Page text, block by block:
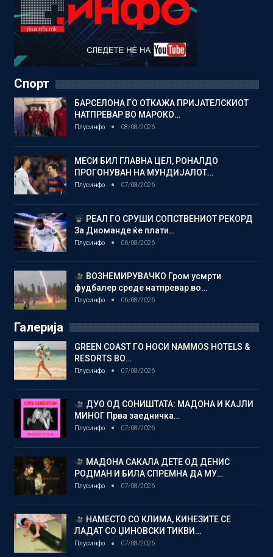
Спорт
БАРСЕЛОНА ГО ОТКАЖА ПРИЈАТЕЛСКИОТ
НАТПРЕВАР ВО МАРОКО…
Плусинфо 08/08/2026
МЕСИ БИЛ ГЛАВНА ЦЕЛ, РОНАЛДО
ПРОГОНУВАН НА МУНДИЈАЛОТ…
Плусинфо 07/08/2026
РЕАЛ ГО СРУШИ СОПСТВЕНИОТ РЕКОРД
За Диоманде ќе плати…
Плусинфо 06/08/2026
ВОЗНЕМИРУВАЧКО Гром усмрти
фудбалер среде натпревар во…
Плусинфо 06/08/2026
Галерија
GREEN COAST ГО НОСИ NAMMOS HOTELS &
RESORTS ВО…
Плусинфо 07/08/2026
ДУО ОД СОНИШТАТА: МАДОНА И КАЈЛИ
МИНОГ Прва заедничка…
Плусинфо 07/08/2026
МАДОНА САКАЛА ДЕТЕ ОД ДЕНИС
РОДМАН И БИЛА СПРЕМНА ДА МУ…
Плусинфо 07/08/2026
НАМЕСТО СО КЛИМА, КИНЕЗИТЕ СЕ
ЛАДАТ СО ЏИНОВСКИ ТИКВИ…
Плусинфо 07/08/2026